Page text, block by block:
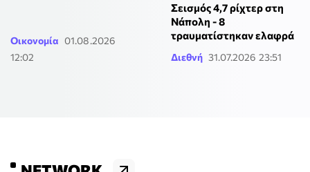
Οικονομία 01.08.2026
12:02
Σεισμός 4,7 ρίχτερ στη
Νάπολη - 8
τραυματίστηκαν ελαφρά
Διεθνή 31.07.2026 23:51